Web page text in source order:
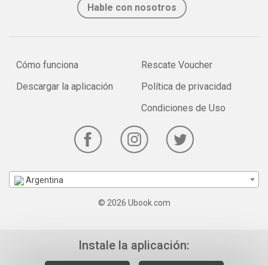
Hable con nosotros
Cómo funciona
Descargar la aplicación
Rescate Voucher
Política de privacidad
Condiciones de Uso
Argentina
© 2026 Ubook.com
Instale la aplicación: